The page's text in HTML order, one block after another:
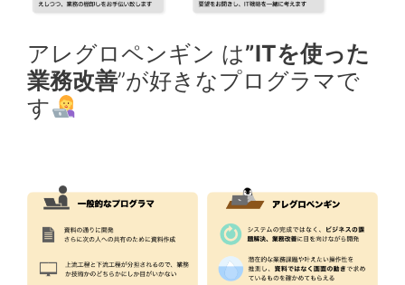
アレグロペンギン は”ITを使った
業務改善”が好きなプログラマで
す